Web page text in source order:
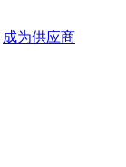
成为供应商